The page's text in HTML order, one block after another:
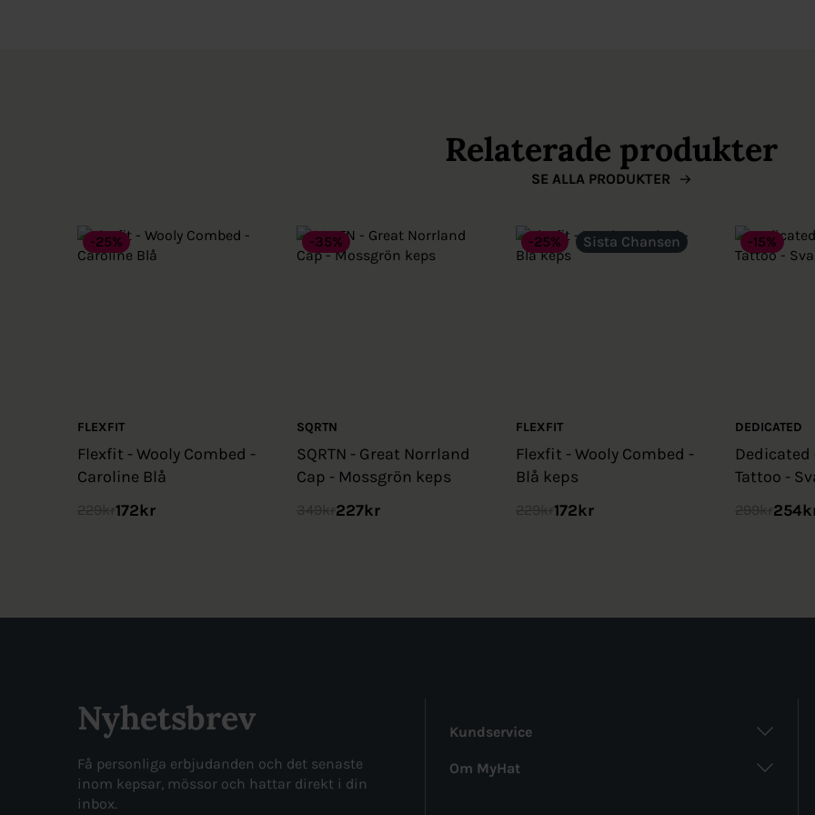
Relaterade produkter
SE ALLA PRODUKTER
-25%
FLEXFIT
Flexfit - Wooly Combed -
Caroline Blå
172kr
-35%
SQRTN
SQRTN - Great Norrland
Cap - Mossgrön keps
227kr
-25% Sista Chansen
FLEXFIT
Flexfit - Wooly Combed -
Blå keps
172kr
-15%
DEDICATED
Tattoo -
254
Nyhetsbrev
Få personliga erbjudanden och det senaste
inom kepsar, mössor och hattar direkt i din
inbox.
Kundservice
Om MyHat